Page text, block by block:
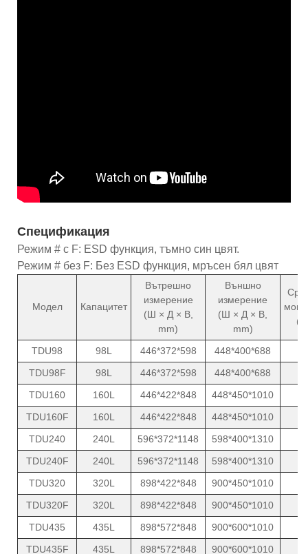
Спецификация
Режим # с F: ESD функция, тъмно син цвят.
Режим # без F: Без ESD функция, мръсен бял цвят
Модел Капацитет
Вътрешно
измерение
(Ш × Д × В,
mm)
Външно
измерение
(Ш × Д × В,
mm)
TDU98 98L 446*372*598 448*400*688
TDU98F
98L 446*372*598 448*400*688
TDU160
160L 446*422*848 448*450*1010
TDU160F
160L 446*422*848 448*450*1010
TDU240
240L 596*372*1148 598*400*1310
TDU240F
240L 596*372*1148 598*400*1310
TDU320
320L 898*422*848 900*450*1010
TDU320F
320L 898*422*848 900*450*1010
TDU435
435L 898*572*848 900*600*1010
TDU435F
435L 898*572*848 900*600*1010